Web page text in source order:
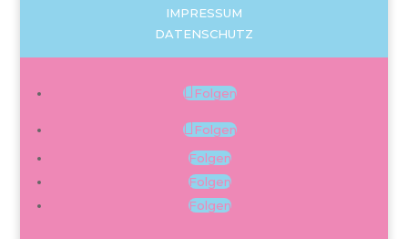
IMPRESSUM
DATENSCHUTZ
Folgen
Folgen
Folgen
Folgen
Folgen